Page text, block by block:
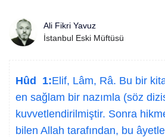
Ali Fikri Yavuz
İstanbul Eski Müftüsü
Hûd 1:Elif, Lâm, Râ. Bu bir
en sağlam bir nazımla (söz
kuvvetlendirilmiştir. Sonra
bilen Allah tarafından, bu